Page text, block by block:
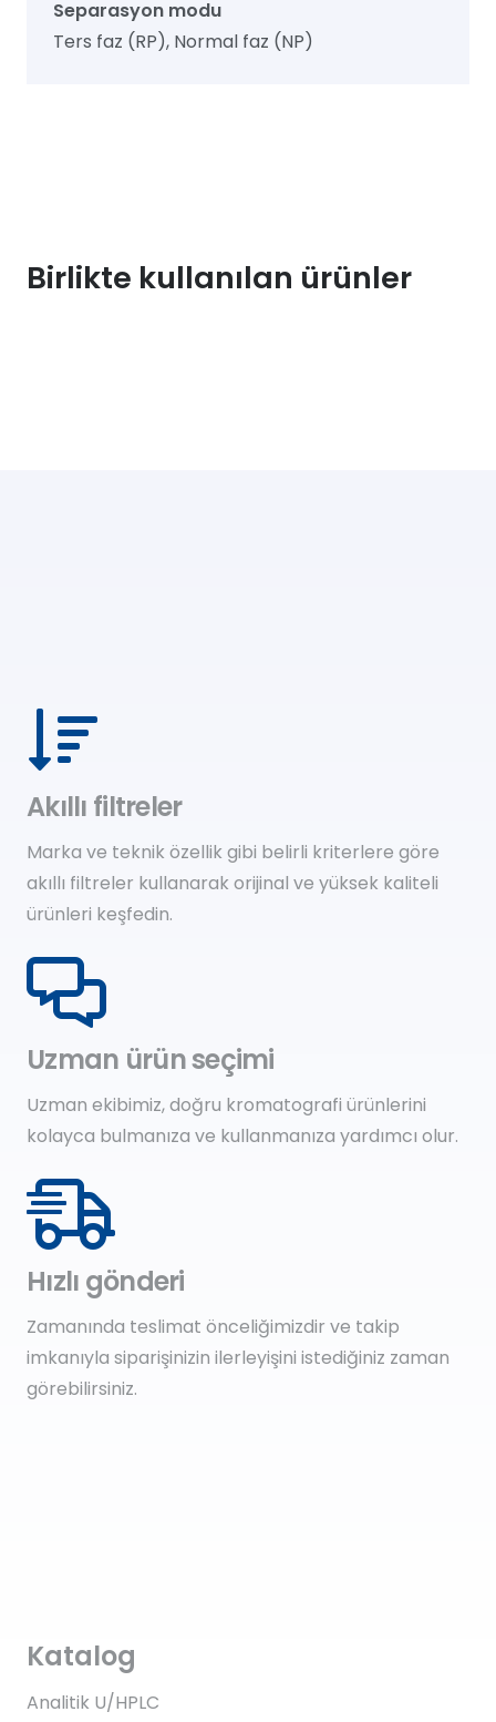
Separasyon modu
Ters faz (RP), Normal faz (NP)
Birlikte kullanılan ürünler
Akıllı filtreler
Marka ve teknik özellik gibi belirli kriterlere göre
akıllı filtreler kullanarak orijinal ve yüksek kaliteli
ürünleri keşfedin.
Uzman ürün seçimi
Uzman ekibimiz, doğru kromatografi ürünlerini
kolayca bulmanıza ve kullanmanıza yardımcı olur.
Hızlı gönderi
Zamanında teslimat önceliğimizdir ve takip
imkanıyla siparişinizin ilerleyişini istediğiniz zaman
görebilirsiniz.
Katalog
Analitik U/HPLC